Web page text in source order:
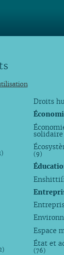
Droits
solidaire
(9)
Espace
État et
(76)